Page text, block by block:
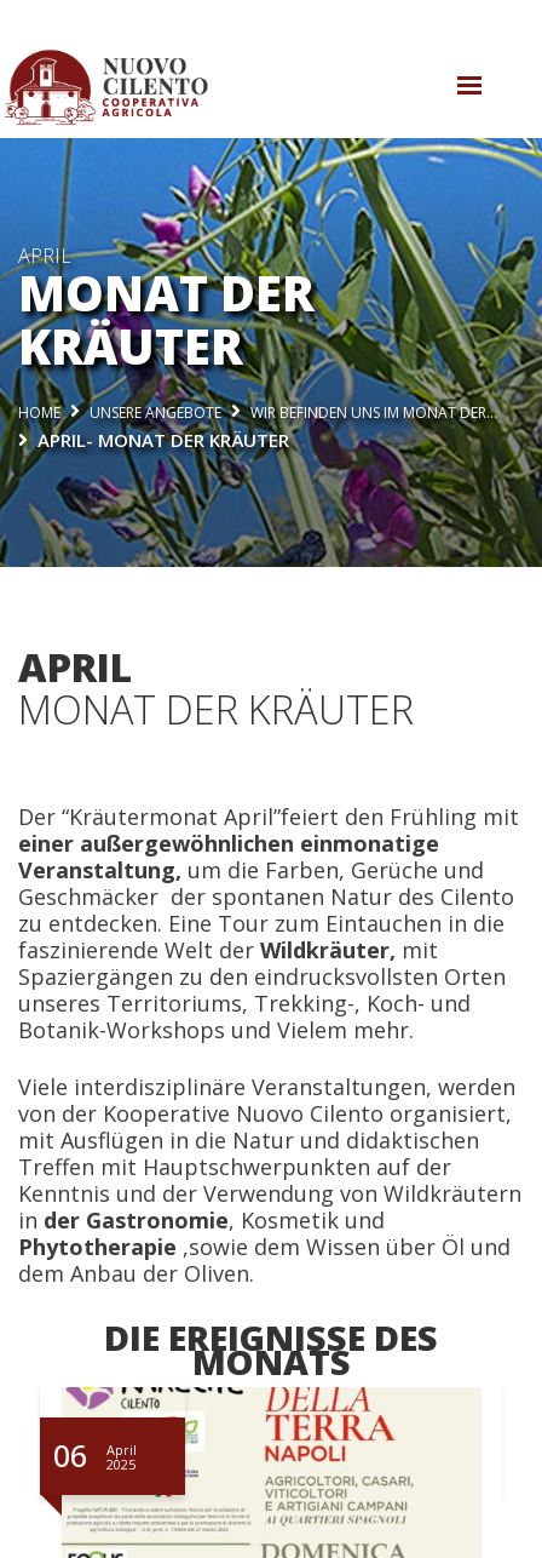
UNSERE AKTIVITÄTEN
UNSERE ANGEBOTE
KONTAKTE
APRIL
MONAT DER
KRÄUTER
HOME UNSERE ANGEBOTE WIR BEFINDEN UNS IM MONAT DER…
APRIL- MONAT DER KRÄUTER
APRIL
MONAT DER KRÄUTER
Der “Kräutermonat April”feiert den Frühling mit
einer außergewöhnlichen einmonatige
Veranstaltung, um die Farben, Gerüche und
Geschmäcker der spontanen Natur des Cilento
zu entdecken. Eine Tour zum Eintauchen in die
faszinierende Welt der Wildkräuter, mit
Spaziergängen zu den eindrucksvollsten Orten
unseres Territoriums, Trekking-, Koch- und
Botanik-Workshops und Vielem mehr.
Viele interdisziplinäre Veranstaltungen, werden
von der Kooperative Nuovo Cilento organisiert,
mit Ausflügen in die Natur und didaktischen
Treffen mit Hauptschwerpunkten auf der
Kenntnis und der Verwendung von Wildkräutern
in der Gastronomie, Kosmetik und
Phytotherapie ,sowie dem Wissen über Öl und
dem Anbau der Oliven.
DIE EREIGNISSE DES
MONATS
06
April
2025